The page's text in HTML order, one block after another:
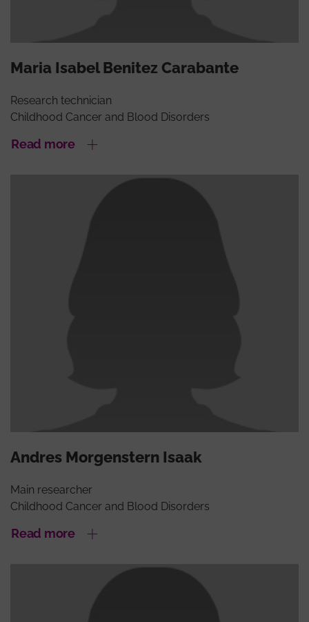
Maria Isabel Benitez Carabante
Research technician
Childhood Cancer and Blood Disorders
Read more
Andres Morgenstern Isaak
Main researcher
Childhood Cancer and Blood Disorders
Read more